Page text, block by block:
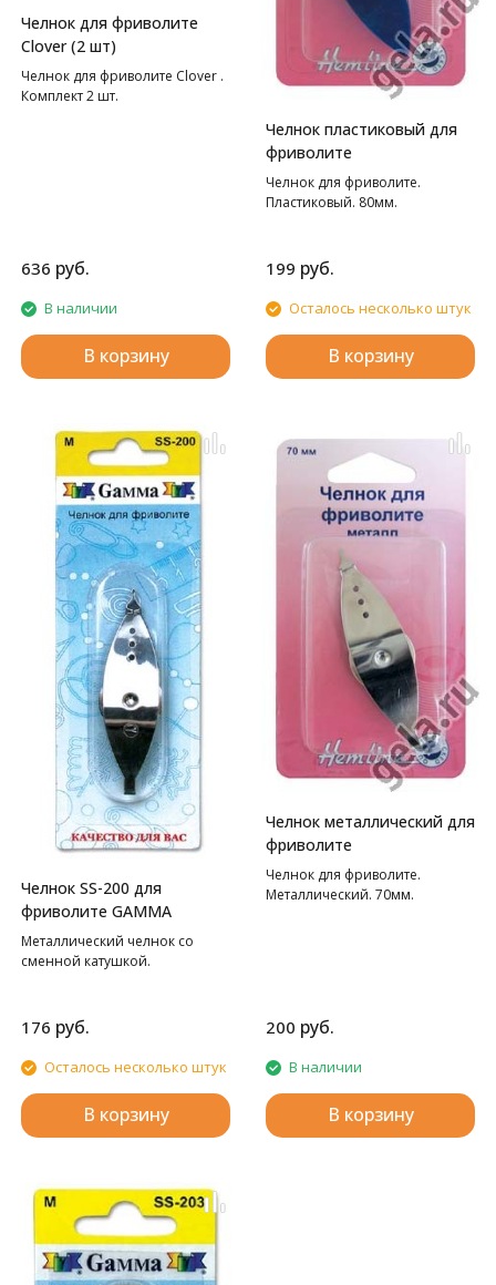
Челнок для фриволите
Clover (2 шт)
Челнок для фриволите Clover .
Комплект 2 шт.
636 руб.
В наличии
В корзину
Челнок пластиковый для
фриволите
Челнок для фриволите.
Пластиковый. 80мм.
199 руб.
Осталось несколько штук
В корзину
Челнок SS-200 для
фриволите GAMMA
Металлический челнок со
сменной катушкой.
176 руб.
Осталось несколько штук
В корзину
Челнок металлический для
фриволите
Челнок для фриволите.
Металлический. 70мм.
200 руб.
В наличии
В корзину